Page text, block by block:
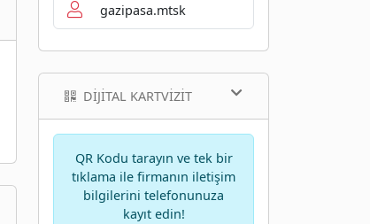
gazipasa.mtsk
DIJITAL KARTVIZIT
QR Kodu tarayın ve tek bir
tıklama ile firmanın iletişim
bilgilerini telefonunuza
kayıt edin!